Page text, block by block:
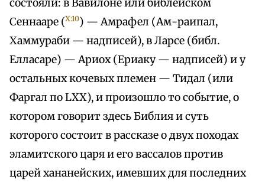
состояли: в Вавилоне или библейском
Сеннааре (X:10) — Амрафел (Ам-раипал,
Хаммураби — надписей), в Ларсе (библ.
Елласаре) — Ариох (Ериаку — надписей) и у
остальных кочевых племен — Тидал (или
Фаргал по LXX), и произошло то событие, о
котором говорит здесь Библия и суть
которого состоит в рассказе о двух походах
эламитского царя и его вассалов против
царей хананейских, имевших для последних